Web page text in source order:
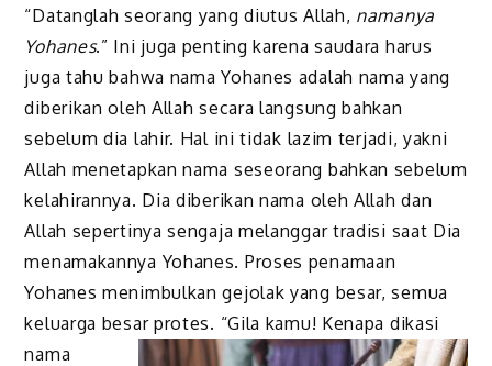
“Datanglah seorang yang diutus Allah, namanya
Yohanes.” Ini juga penting karena saudara harus
juga tahu bahwa nama Yohanes adalah nama yang
diberikan oleh Allah secara langsung bahkan
sebelum dia lahir. Hal ini tidak lazim terjadi, yakni
Allah menetapkan nama seseorang bahkan sebelum
kelahirannya. Dia diberikan nama oleh Allah dan
Allah sepertinya sengaja melanggar tradisi saat Dia
menamakannya Yohanes. Proses penamaan
Yohanes menimbulkan gejolak yang besar, semua
keluarga besar protes. “Gila kamu! Kenapa dikasi
nama